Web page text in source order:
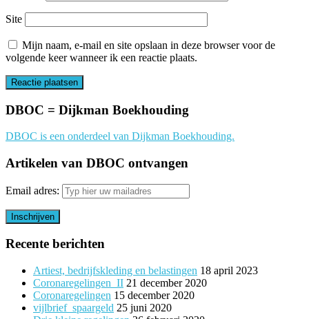
Site
Mijn naam, e-mail en site opslaan in deze browser voor de
volgende keer wanneer ik een reactie plaats.
DBOC = Dijkman Boekhouding
DBOC is een onderdeel van Dijkman Boekhouding.
Artikelen van DBOC ontvangen
Email adres:
Recente berichten
Artiest, bedrijfskleding en belastingen 18 april 2023
Coronaregelingen_II 21 december 2020
Coronaregelingen 15 december 2020
vijlbrief_spaargeld 25 juni 2020